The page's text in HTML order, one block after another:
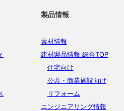
製品情報
素材情報
建材製品情報 総合TOP
住宅向け
公共・商業施設向け
リフォーム
エンジニアリング情報